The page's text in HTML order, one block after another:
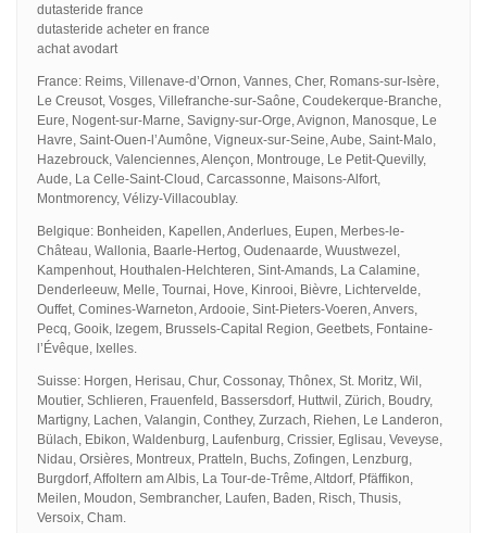
dutasteride france
dutasteride acheter en france
achat avodart
France: Reims, Villenave-d’Ornon, Vannes, Cher, Romans-sur-Isère,
Le Creusot, Vosges, Villefranche-sur-Saône, Coudekerque-Branche,
Eure, Nogent-sur-Marne, Savigny-sur-Orge, Avignon, Manosque, Le
Havre, Saint-Ouen-l’Aumône, Vigneux-sur-Seine, Aube, Saint-Malo,
Hazebrouck, Valenciennes, Alençon, Montrouge, Le Petit-Quevilly,
Aude, La Celle-Saint-Cloud, Carcassonne, Maisons-Alfort,
Montmorency, Vélizy-Villacoublay.
Belgique: Bonheiden, Kapellen, Anderlues, Eupen, Merbes-le-
Château, Wallonia, Baarle-Hertog, Oudenaarde, Wuustwezel,
Kampenhout, Houthalen-Helchteren, Sint-Amands, La Calamine,
Denderleeuw, Melle, Tournai, Hove, Kinrooi, Bièvre, Lichtervelde,
Ouffet, Comines-Warneton, Ardooie, Sint-Pieters-Voeren, Anvers,
Pecq, Gooik, Izegem, Brussels-Capital Region, Geetbets, Fontaine-
l’Évêque, Ixelles.
Suisse: Horgen, Herisau, Chur, Cossonay, Thônex, St. Moritz, Wil,
Moutier, Schlieren, Frauenfeld, Bassersdorf, Huttwil, Zürich, Boudry,
Martigny, Lachen, Valangin, Conthey, Zurzach, Riehen, Le Landeron,
Bülach, Ebikon, Waldenburg, Laufenburg, Crissier, Eglisau, Veveyse,
Nidau, Orsières, Montreux, Pratteln, Buchs, Zofingen, Lenzburg,
Burgdorf, Affoltern am Albis, La Tour-de-Trême, Altdorf, Pfäffikon,
Meilen, Moudon, Sembrancher, Laufen, Baden, Risch, Thusis,
Versoix, Cham.